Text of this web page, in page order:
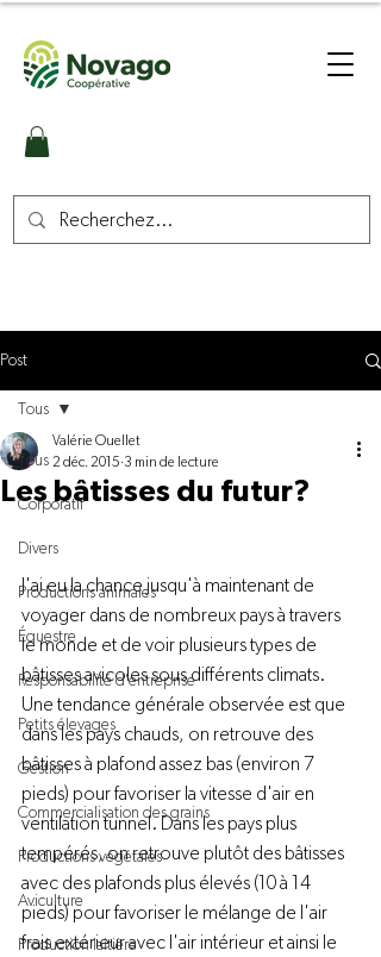
Post
Tous
Corporatif
Divers
Productions animales
Équestre
Responsabilité d'entreprise
Petits élevages
Gestion
Commercialisation des grains
Productions végétales
Aviculture
Production laitière
Tous
Les bâtisses du futur?
Valérie Ouellet
2 déc. 2015 3 min de lecture
J'ai eu la chance jusqu'à maintenant de
voyager dans de nombreux pays à travers
le monde et de voir plusieurs types de
bâtisses avicoles sous différents climats.
Une tendance générale observée est que
dans les pays chauds, on retrouve des
bâtisses à plafond assez bas (environ 7
pieds) pour favoriser la vitesse d'air en
ventilation tunnel. Dans les pays plus
tempérés, on retrouve plutôt des bâtisses
avec des plafonds plus élevés (10 à 14
pieds) pour favoriser le mélange de l'air
frais extérieur avec l'air intérieur et ainsi le